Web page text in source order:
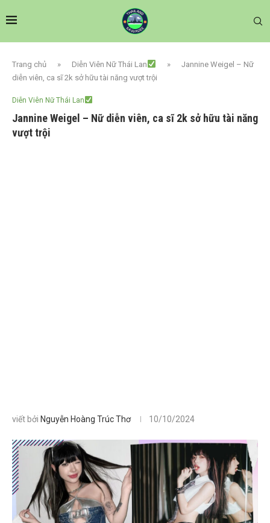
Trang chủ » Diễn Viên Nữ Thái Lan »
Jannine Weigel – Nữ
diễn viên, ca sĩ 2k sở hữu tài năng vượt trội
Diễn Viên Nữ Thái Lan
Jannine Weigel – Nữ diễn viên, ca sĩ 2k sở hữu tài năng
vượt trội
viết bởi Nguyễn Hoàng Trúc Thơ 10/10/2024